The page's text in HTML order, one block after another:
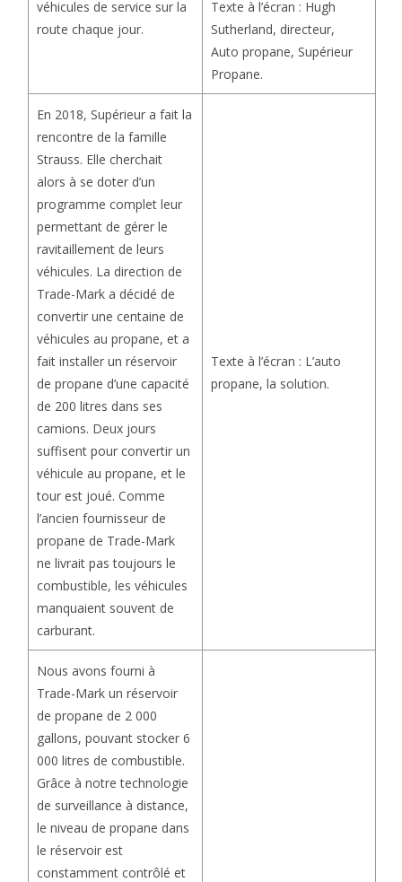
véhicules de service sur la
route chaque jour.
Texte à l’écran : Hugh
Sutherland, directeur,
Auto propane, Supérieur
Propane.
En 2018, Supérieur a fait la
rencontre de la famille
Strauss. Elle cherchait
alors à se doter d’un
programme complet leur
permettant de gérer le
ravitaillement de leurs
véhicules. La direction de
Trade-Mark a décidé de
convertir une centaine de
véhicules au propane, et a
fait installer un réservoir
de propane d’une capacité
de 200 litres dans ses
camions. Deux jours
suffisent pour convertir un
véhicule au propane, et le
tour est joué. Comme
l’ancien fournisseur de
propane de Trade-Mark
ne livrait pas toujours le
combustible, les véhicules
manquaient souvent de
carburant.
Texte à l’écran : L’auto
propane, la solution.
Nous avons fourni à
Trade-Mark un réservoir
de propane de 2 000
gallons, pouvant stocker 6
000 litres de combustible.
Grâce à notre technologie
de surveillance à distance,
le niveau de propane dans
le réservoir est
constamment contrôlé et